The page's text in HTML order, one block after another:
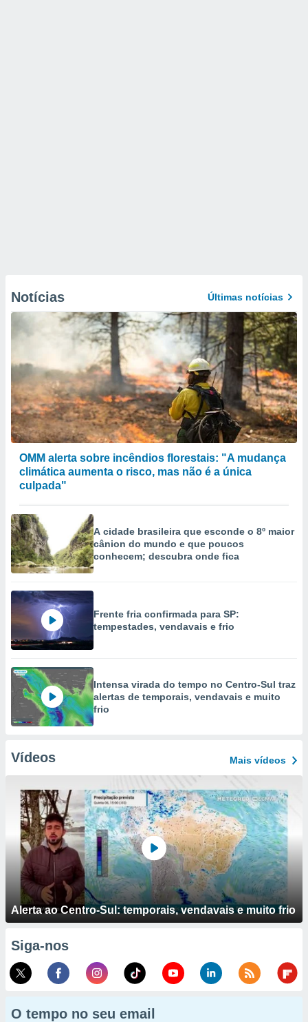
Notícias Últimas notícias
OMM alerta sobre incêndios florestais: "A mudança
climática aumenta o risco, mas não é a única
culpada"
A cidade brasileira que esconde o 8º maior
cânion do mundo e que poucos
conhecem; descubra onde fica
Frente fria confirmada para SP:
tempestades, vendavais e frio
Intensa virada do tempo no Centro-Sul traz
alertas de temporais, vendavais e muito
frio
Vídeos Mais vídeos
Alerta ao Centro-Sul: temporais, vendavais e muito frio
Siga-nos
O tempo no seu email